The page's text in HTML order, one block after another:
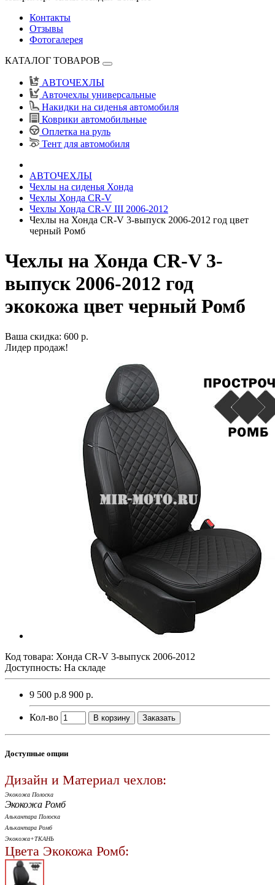
Контакты
Отзывы
Фотогалерея
КАТАЛОГ ТОВАРОВ
АВТОЧЕХЛЫ
Авточехлы универсальные
Накидки на сиденья автомобиля
Коврики автомобильные
Оплетка на руль
Тент для автомобиля
АВТОЧЕХЛЫ
Чехлы на сиденья Хонда
Чехлы Хонда CR-V
Чехлы Хонда CR-V III 2006-2012
Чехлы на Хонда CR-V 3-выпуск 2006-2012 год цвет
черный Ромб
Чехлы на Хонда CR-V 3-
выпуск 2006-2012 год
экокожа цвет черный Ромб
Ваша скидка: 600 р.
Лидер продаж!
Код товара: Хонда CR-V 3-выпуск 2006-2012
Доступность: На складе
9 500 р.8 900 р.
Кол-во В корзину Заказать
Доступные опции
Дизайн и Материал чехлов:
Экокожа Полоска
Экокожа Ромб
Алькантара Полоска
Алькантара Ромб
Экокожа+ТКАНЬ
Цвета Экокожа Ромб: